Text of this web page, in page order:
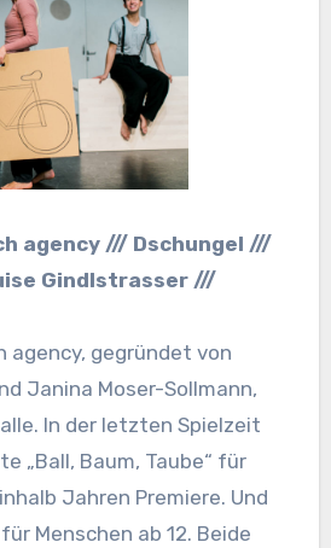
agency /// Dschungel ///
Gindlstrasser ///
agency, gegründet von
Janina Moser-Sollmann,
In der letzten Spielzeit
„Ball, Baum, Taube“ für
Jahren Premiere. Und
Menschen ab 12. Beide